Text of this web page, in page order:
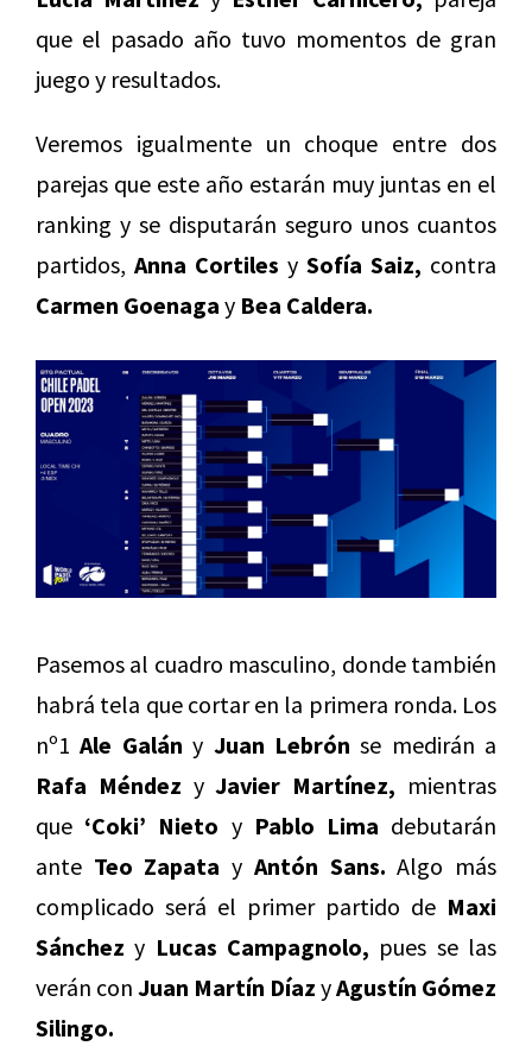
que el pasado año tuvo momentos de gran
juego y resultados.
Veremos igualmente un choque entre dos
parejas que este año estarán muy juntas en el
ranking y se disputarán seguro unos cuantos
partidos, Anna Cortiles y Sofía Saiz, contra
Carmen Goenaga y Bea Caldera.
Pasemos al cuadro masculino, donde también
habrá tela que cortar en la primera ronda. Los
nº1Ale Galán y Juan Lebrón se medirán a
Rafa Méndez yJavier Martínez, mientras
que ‘Coki’ Nieto y Pablo Lima debutarán
ante Teo Zapata y Antón Sans. Algo más
complicado será el primer partido de Maxi
Sánchez y Lucas Campagnolo, pues se las
verán con Juan Martín Díaz yAgustín Gómez
Silingo.